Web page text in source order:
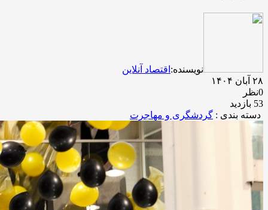
نویسنده: اقتصاد آنلاین
۲۸ آبان ۱۴۰۴
0نظر
53 بازدید
دسته بندی : گردشگری و مهاجرت